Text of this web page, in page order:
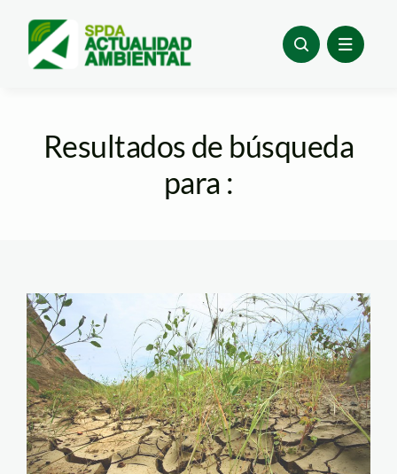
content
Resultados de búsqueda
para :